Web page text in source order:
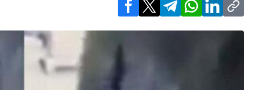
Facebook
X TelegramWhatsApp
LinkedInCopy